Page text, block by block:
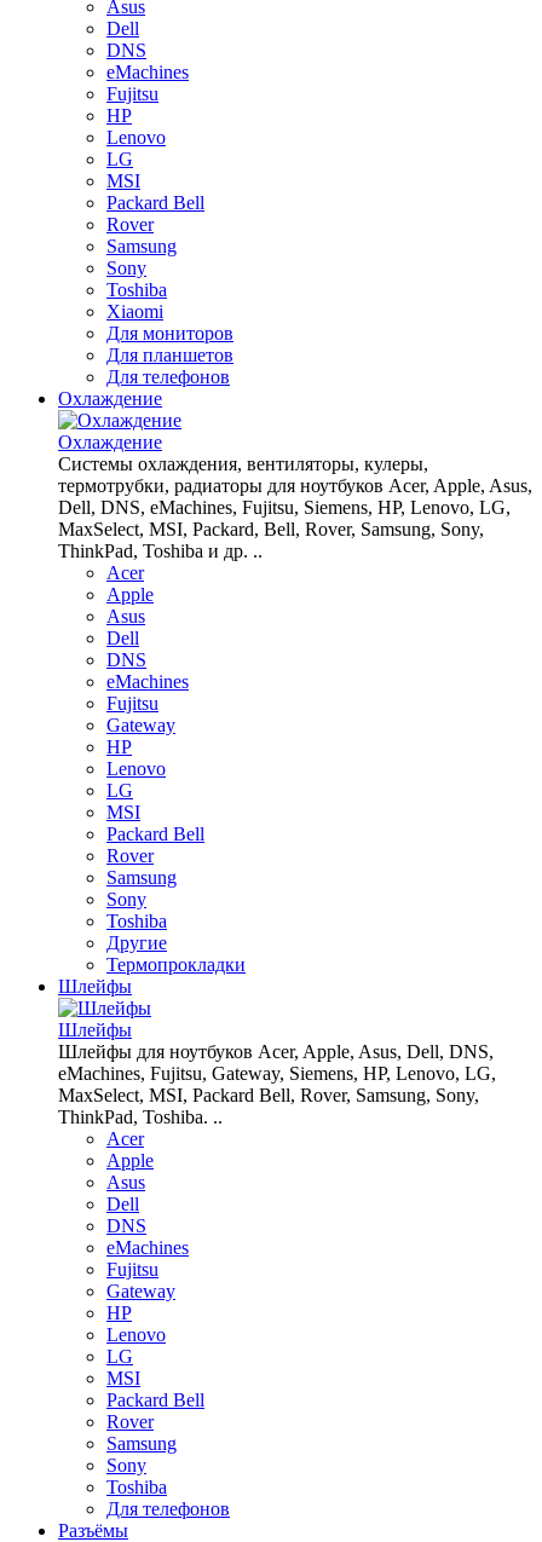
Asus
Dell
DNS
eMachines
Fujitsu
HP
Lenovo
LG
MSI
Packard Bell
Rover
Samsung
Sony
Toshiba
Xiaomi
Для мониторов
Для планшетов
Для телефонов
Охлаждение
Охлаждение
Системы охлаждения, вентиляторы, кулеры,
термотрубки, радиаторы для ноутбуков Acer, Apple, Asus,
Dell, DNS, eMachines, Fujitsu, Siemens, HP, Lenovo, LG,
MaxSelect, MSI, Packard, Bell, Rover, Samsung, Sony,
ThinkPad, Toshiba и др. ..
Acer
Apple
Asus
Dell
DNS
eMachines
Fujitsu
Gateway
HP
Lenovo
LG
MSI
Packard Bell
Rover
Samsung
Sony
Toshiba
Другие
Термопрокладки
Шлейфы
Шлейфы
Шлейфы для ноутбуков Acer, Apple, Asus, Dell, DNS,
eMachines, Fujitsu, Gateway, Siemens, HP, Lenovo, LG,
MaxSelect, MSI, Packard Bell, Rover, Samsung, Sony,
ThinkPad, Toshiba. ..
Acer
Apple
Asus
Dell
DNS
eMachines
Fujitsu
Gateway
HP
Lenovo
LG
MSI
Packard Bell
Rover
Samsung
Sony
Toshiba
Для телефонов
Разъёмы